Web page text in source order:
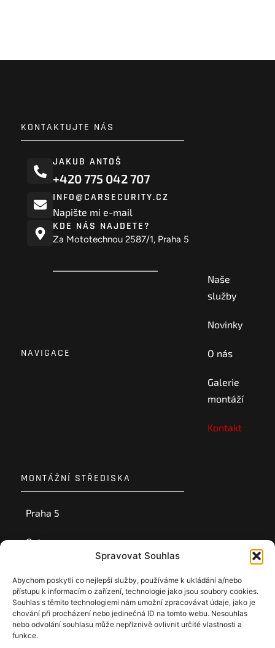
Spravovat Souhlas
Abychom poskytli co nejlepší služby, používáme k ukládání a/nebo
přístupu k informacím o zařízení, technologie jako jsou soubory cookies.
Souhlas s těmito technologiemi nám umožní zpracovávat údaje, jako je
chování při procházení nebo jedinečná ID na tomto webu. Nesouhlas
nebo odvolání souhlasu může nepříznivě ovlivnit určité vlastnosti a
funkce.
KONTAKTUJTE NÁS
JAKUB ANTOŠ
+420 775 042 707
INFO@CARSECURITY.CZ
Napište mi e-mail
KDE NÁS NAJDETE?
Za Mototechnou 2587/1, Praha 5
NAVIGACE
Naše
služby
Novinky
O nás
Galerie
montáží
Kontakt
MONTÁŽNÍ STŘEDISKA
Praha 5
Ostrava